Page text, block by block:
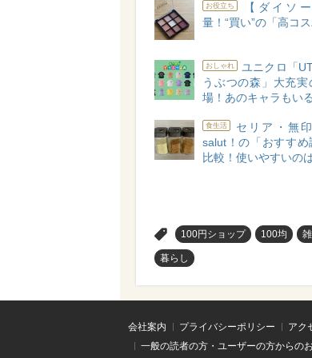
お役立ち
【ダイソ
量！“買い”の「高コ
おしゃれ
ユニクロ「
うぶつの森」大充
場！あのキャラもい
食生活
セリア・無
salut！の「おすす
比較！使いやすいの
100円ショップ 100均
暮らし
会社案内 プライバシーポリシー アク
一般の読者の方・ユーザーの方からの